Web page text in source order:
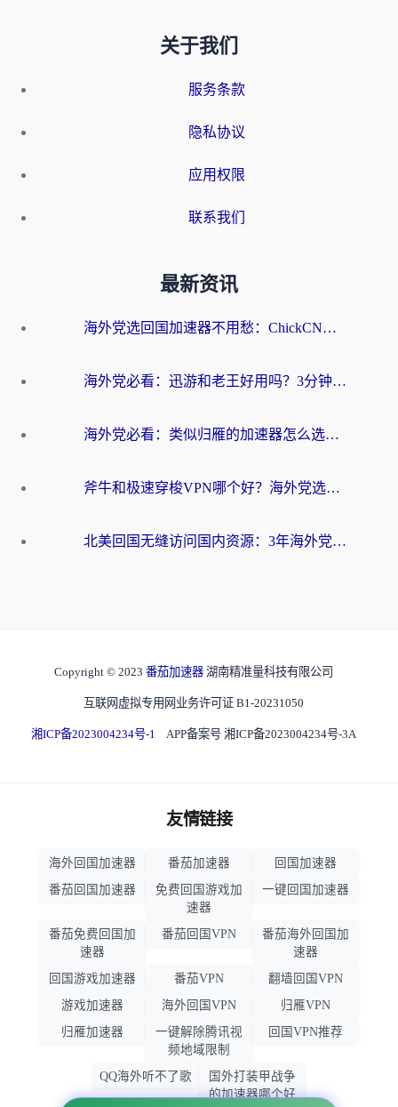
关于我们
服务条款
隐私协议
应用权限
联系我们
最新资讯
海外党选回国加速器不用愁：ChickCN和洞见哪个好？一篇搞定所有疑问
海外党必看：迅游和老王好用吗？3分钟选对加速国内网络的加速器
海外党必看：类似归雁的加速器怎么选？一篇搞定无缝访问国内资源
斧牛和极速穿梭VPN哪个好？海外党选回国加速器必看的真实对比与避坑指南
北美回国无缝访问国内资源：3年海外党亲测的加速器选择指南
Copyright © 2023 番茄加速器 湖南精准量科技有限公司
互联网虚拟专用网业务许可证 B1-20231050
湘ICP备2023004234号-1 APP备案号 湘ICP备2023004234号-3A
友情链接
海外回国加速器 番茄加速器
回国加速器
番茄回国加速器
免费回国游戏加
速器
一键回国加速器
番茄免费回国加
速器
番茄回国VPN
番茄海外回国加
速器
回国游戏加速器
番茄VPN
翻墙回国VPN
游戏加速器
海外回国VPN
归雁VPN
归雁加速器
一键解除腾讯视
频地域限制
回国VPN推荐
QQ海外听不了歌
国外打装甲战争
的加速器哪个好